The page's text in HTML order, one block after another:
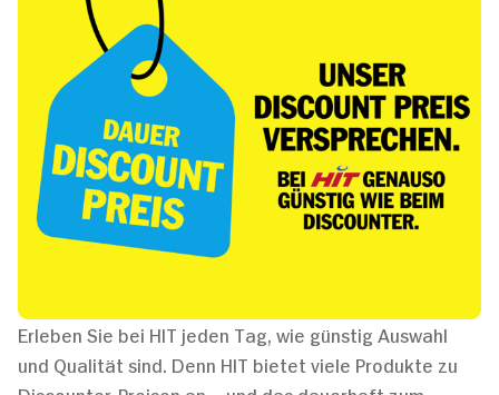
Erleben Sie bei HIT jeden Tag, wie günstig Auswahl
und Qualität sind. Denn HIT bietet viele Produkte zu